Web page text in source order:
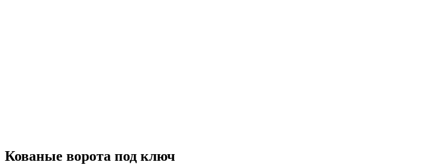
Кованые ворота под ключ